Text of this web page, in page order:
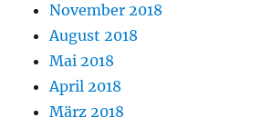
November 2018
August 2018
Mai 2018
April 2018
März 2018